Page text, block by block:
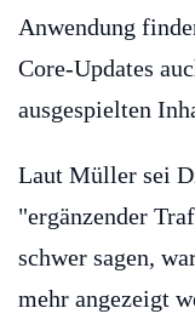
Anwendung
Core-Updates
ausgespielten
Laut Müller sei
"ergänzender
schwer sagen,
mehr angezeigt